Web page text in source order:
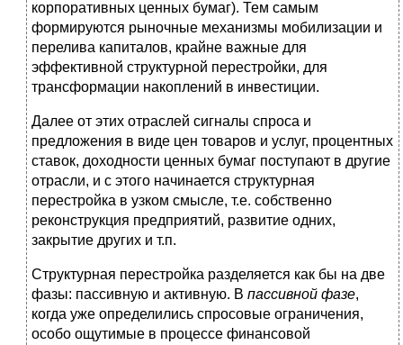
корпоративных ценных бумаг). Тем самым
формируются рыночные механизмы мобилизации и
перелива капиталов, крайне важные для
эффективной структурной перестройки, для
трансформации накоплений в инвестиции.
Далее от этих отраслей сигналы спроса и
предложения в виде цен товаров и услуг, процентных
ставок, доходности ценных бумаг поступают в другие
отрасли, и с этого начинается структурная
перестройка в узком смысле, т.е. собственно
реконструкция предприятий, развитие одних,
закрытие других и т.п.
Структурная перестройка разделяется как бы на две
фазы: пассивную и активную. В пассивной фазе,
когда уже определились спросовые ограничения,
особо ощутимые в процессе финансовой